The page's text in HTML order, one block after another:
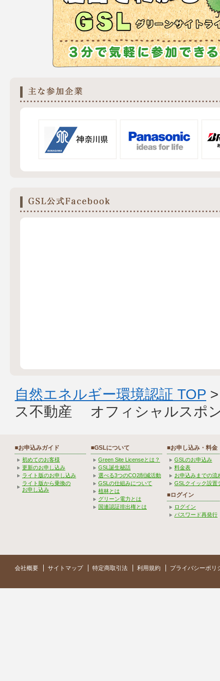
自然エネルギー環境認証 TOP
ス不動産 オフィシャルスポ
■お申込みガイド
初めてのお客様
更新のお申し込み
ライト版のお申し込み
ライト版から乗換の
お申し込み
■GSLについて
Green Site Licenseとは？
GSL誕生秘話
選べる3つのCO2削減活動
GSLの仕組みについて
植林とは
グリーン電力とは
国連認証排出権とは
■お申し込み・料金
GSLのお申込み
料金表
お申込みまでの流
GSLクイック設置
■ログイン
ログイン
パスワード再発行
会社概要 サイトマップ 特定商取引法 利用規約 プライバシーポリ